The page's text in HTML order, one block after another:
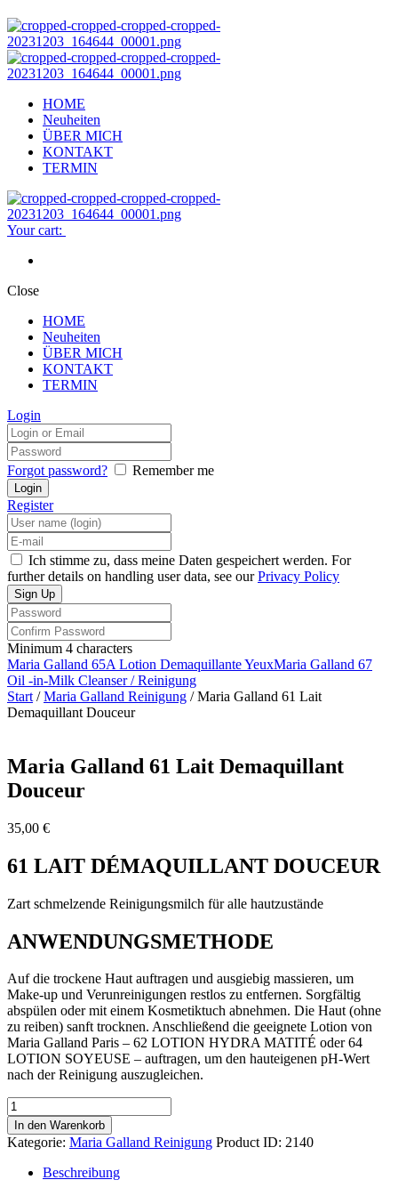
HOME
Neuheiten
ÜBER MICH
KONTAKT
TERMIN
Your cart:
Close
HOME
Neuheiten
ÜBER MICH
KONTAKT
TERMIN
Login
Forgot password? Remember me
Register
Ich stimme zu, dass meine Daten gespeichert werden. For
further details on handling user data, see ourPrivacy Policy
Minimum 4 characters
Maria Galland 65A Lotion Demaquillante YeuxMaria Galland 67
Oil -in-Milk Cleanser / Reinigung
Start /Maria Galland Reinigung / Maria Galland 61 Lait
Demaquillant Douceur
Maria Galland 61 Lait Demaquillant
Douceur
35,00 €
61 LAIT DÉMAQUILLANT DOUCEUR
Zart schmelzende Reinigungsmilch für alle hautzustände
ANWENDUNGSMETHODE
Auf die trockene Haut auftragen und ausgiebig massieren, um
Make-up und Verunreinigungen restlos zu entfernen. Sorgfältig
abspülen oder mit einem Kosmetiktuch abnehmen. Die Haut (ohne
zu reiben) sanft trocknen. Anschließend die geeignete Lotion von
Maria Galland Paris – 62 LOTION HYDRA MATITÉ oder 64
LOTION SOYEUSE – auftragen, um den hauteigenen pH-Wert
nach der Reinigung auszugleichen.
Maria
Galland
61
Lait
Demaquillant
Douceur
In den Warenkorb
Kategorie: Maria Galland Reinigung Product ID: 2140
Beschreibung